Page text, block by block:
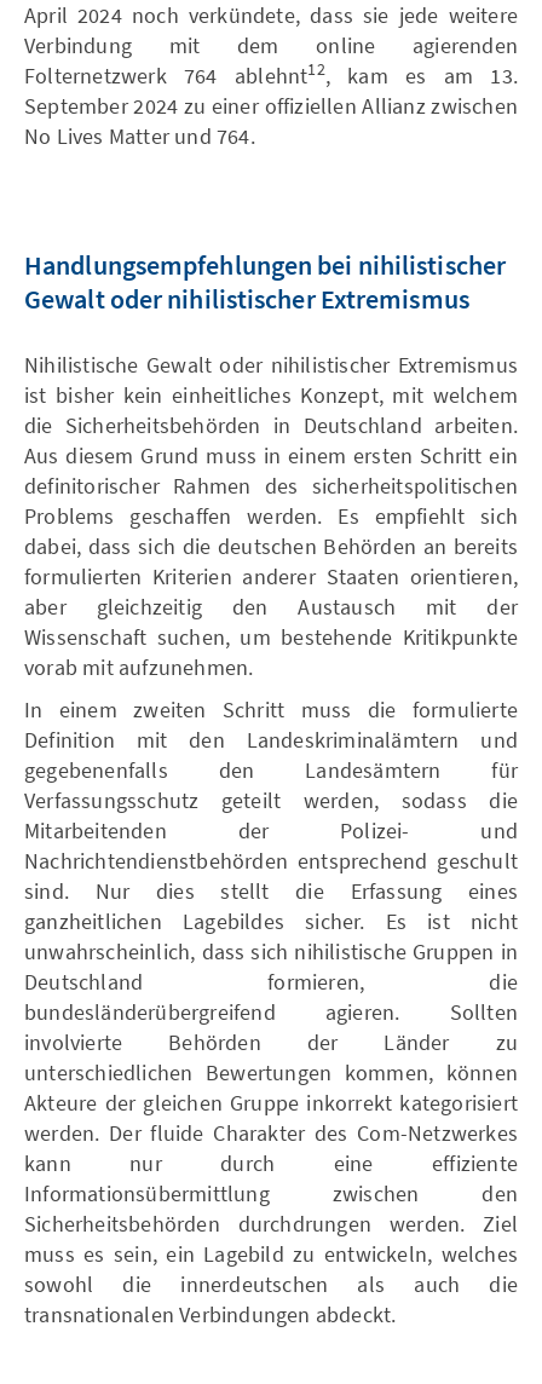
April 2024 noch verkündete, dass sie jede weitere
Verbindung mit dem online agierenden
Folternetzwerk 764 ablehnt12, kam es am 13.
September 2024 zu einer offiziellen Allianz zwischen
No Lives Matter und 764.
Handlungsempfehlungen bei nihilistischer
Gewalt oder nihilistischer Extremismus
Nihilistische Gewalt oder nihilistischer Extremismus
ist bisher kein einheitliches Konzept, mit welchem
die Sicherheitsbehörden in Deutschland arbeiten.
Aus diesem Grund muss in einem ersten Schritt ein
definitorischer Rahmen des sicherheitspolitischen
Problems geschaffen werden. Es empfiehlt sich
dabei, dass sich die deutschen Behörden an bereits
formulierten Kriterien anderer Staaten orientieren,
aber gleichzeitig den Austausch mit der
Wissenschaft suchen, um bestehende Kritikpunkte
vorab mit aufzunehmen.
In einem zweiten Schritt muss die formulierte
Definition mit den Landeskriminalämtern und
gegebenenfalls den Landesämtern für
Verfassungsschutz geteilt werden, sodass die
Mitarbeitenden der Polizei- und
Nachrichtendienstbehörden entsprechend geschult
sind. Nur dies stellt die Erfassung eines
ganzheitlichen Lagebildes sicher. Es ist nicht
unwahrscheinlich, dass sich nihilistische Gruppen in
Deutschland formieren, die
bundesländerübergreifend agieren. Sollten
involvierte Behörden der Länder zu
unterschiedlichen Bewertungen kommen, können
Akteure der gleichen Gruppe inkorrekt kategorisiert
werden. Der fluide Charakter des Com-Netzwerkes
kann nur durch eine effiziente
Informationsübermittlung zwischen den
Sicherheitsbehörden durchdrungen werden. Ziel
muss es sein, ein Lagebild zu entwickeln, welches
sowohl die innerdeutschen als auch die
transnationalen Verbindungen abdeckt.